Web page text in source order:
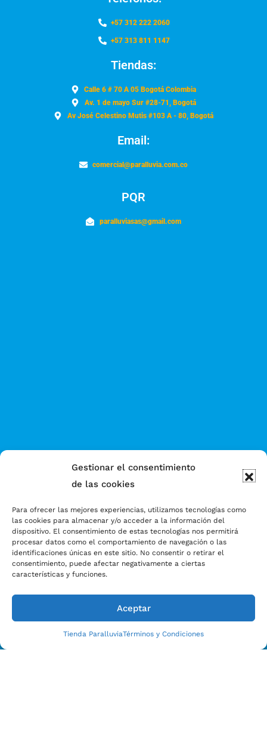
Gestionar el consentimiento
de las cookies
Para ofrecer las mejores experiencias, utilizamos tecnologías como
las cookies para almacenar y/o acceder a la información del
dispositivo. El consentimiento de estas tecnologías nos permitirá
procesar datos como el comportamiento de navegación o las
identificaciones únicas en este sitio. No consentir o retirar el
consentimiento, puede afectar negativamente a ciertas
características y funciones.
Aceptar
Tienda ParalluviaTérminos y Condiciones
+57 312 222 2060
+57 313 811 1147
Tiendas:
Calle 6 # 70 A 05 Bogotá Colombia
Av. 1 de mayo Sur #28-71, Bogotá
Av José Celestino Mutis #103 A - 80, Bogotá
Email:
comercial@paralluvia.com.co
PQR
paralluviasas@gmail.com
Estamos Para Ayudarle
CONTACTO CON NOSOTROS HOY